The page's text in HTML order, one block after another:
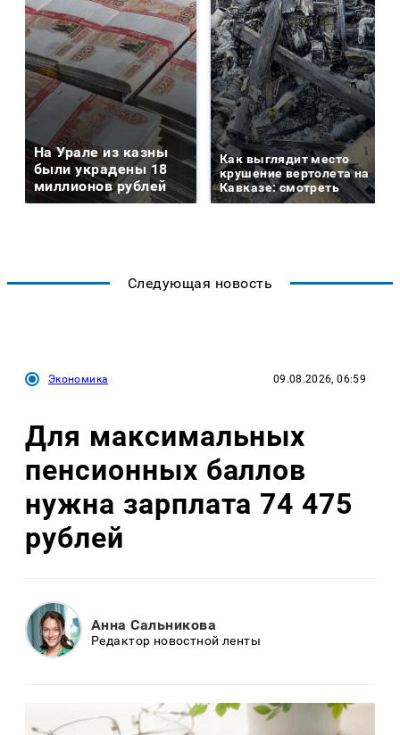
На Урале из казны
были украдены 18
миллионов рублей
Как выглядит место
крушение вертолета на
Кавказе: смотреть
Следующая новость
Экономика 09.08.2026, 06:59
Для максимальных
пенсионных баллов
нужна зарплата 74 475
рублей
Анна Сальникова
Редактор новостной ленты